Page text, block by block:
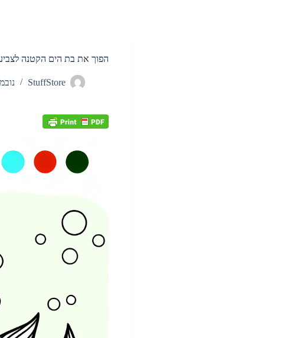
הפוך את בת הים הקטנה
StuffStore נובמבר